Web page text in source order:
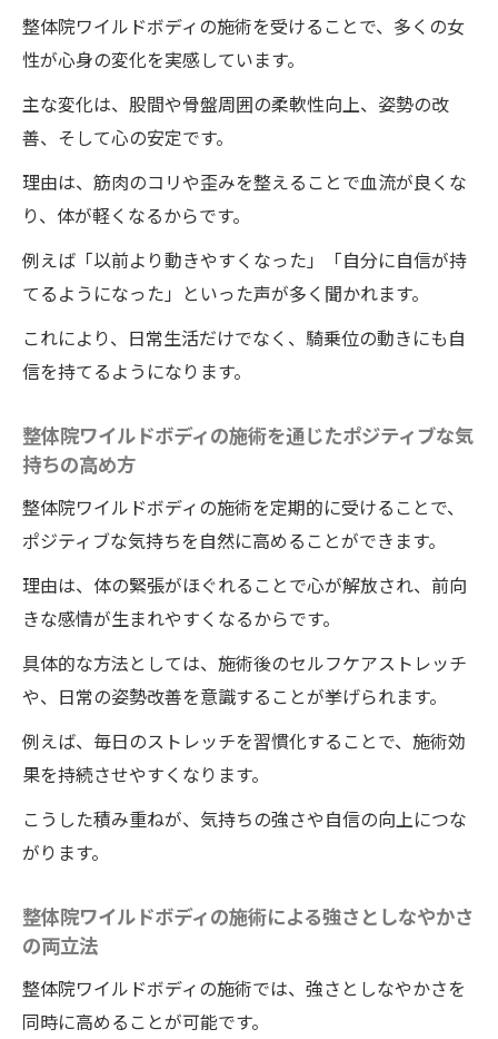
整体院ワイルドボディの施術を受けることで、多くの女
性が心身の変化を実感しています。
主な変化は、股間や骨盤周囲の柔軟性向上、姿勢の改
善、そして心の安定です。
理由は、筋肉のコリや歪みを整えることで血流が良くな
り、体が軽くなるからです。
例えば「以前より動きやすくなった」「自分に自信が持
てるようになった」といった声が多く聞かれます。
これにより、日常生活だけでなく、騎乗位の動きにも自
信を持てるようになります。
整体院ワイルドボディの施術を通じたポジティブな気
持ちの高め方
整体院ワイルドボディの施術を定期的に受けることで、
ポジティブな気持ちを自然に高めることができます。
理由は、体の緊張がほぐれることで心が解放され、前向
きな感情が生まれやすくなるからです。
具体的な方法としては、施術後のセルフケアストレッチ
や、日常の姿勢改善を意識することが挙げられます。
例えば、毎日のストレッチを習慣化することで、施術効
果を持続させやすくなります。
こうした積み重ねが、気持ちの強さや自信の向上につな
がります。
整体院ワイルドボディの施術による強さとしなやかさ
の両立法
整体院ワイルドボディの施術では、強さとしなやかさを
同時に高めることが可能です。